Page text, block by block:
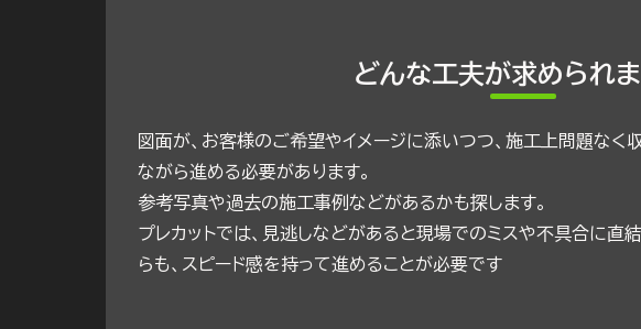
どんな工夫が求められ
図面が、お客様のご希望やイメージに添いつつ、施工上問題なく
ながら進める必要があります。
参考写真や過去の施工事例などがあるかも探します。
プレカットでは、見逃しなどがあると現場でのミスや不具合に直
らも、スピード感を持って進めることが必要です